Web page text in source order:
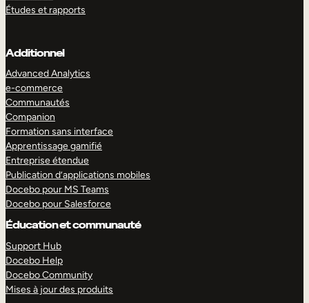
Études et rapports
Additionnel
Advanced Analytics
e-commerce
Communautés
Companion
Formation sans interface
Apprentissage gamifié
Entreprise étendue
Publication d’applications mobiles
Docebo pour MS Teams
Docebo pour Salesforce
Éducation et communauté
Support Hub
Docebo Help
Docebo Community
Mises à jour des produits